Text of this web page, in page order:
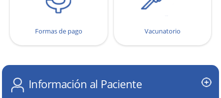
Formas de pago Vacunatorio
Información al Paciente